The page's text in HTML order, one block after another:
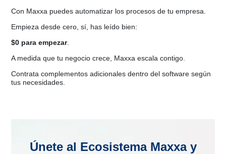
Con Maxxa puedes automatizar los procesos de tu empresa.
Empieza desde cero, sí, has leído bien:
$0 para empezar.
A medida que tu negocio crece, Maxxa escala contigo.
Contrata complementos adicionales dentro del software según
tus necesidades.
Únete al Ecosistema Maxxa y